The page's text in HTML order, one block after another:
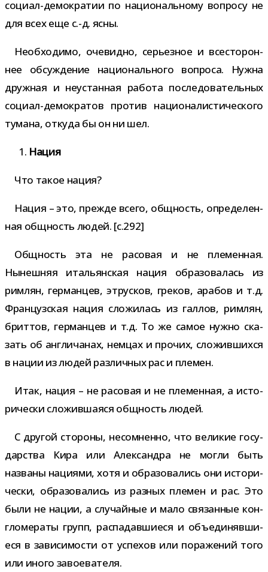
социал-​демократии по наци­о­наль­ному вопросу не
для всех еще с.-д. ясны.
Необходимо, оче­видно, серьез­ное и все­сто­рон­
нее обсуж­де­ние наци­о­наль­ного вопроса. Нужна
друж­ная и неустан­ная работа после­до­ва­тель­ных
социал-​демократов про­тив наци­о­на­ли­сти­че­ского
тумана, откуда бы он ни шел.
Нация
Что такое нация?
Нация – это, прежде всего, общ­ность, опре­де­лен­
ная общ­ность людей. [c.292]
Общность эта не расо­вая и не пле­мен­ная.
Нынешняя ита­льян­ская нация обра­зо­ва­лась из
рим­лян, гер­ман­цев, этрус­ков, гре­ков, ара­бов и т.д.
Французская нация сло­жи­лась из гал­лов, рим­лян,
брит­тов, гер­ман­цев и т.д. То же самое нужно ска­
зать об англи­ча­нах, нем­цах и про­чих, сло­жив­шихся
в нации из людей раз­лич­ных рас и племен.
Итак, нация – не расо­вая и не пле­мен­ная, а исто­
ри­че­ски сло­жив­ша­яся общ­ность людей.
С дру­гой сто­роны, несо­мненно, что вели­кие госу­
дар­ства Кира или Александра не могли быть
названы наци­ями, хотя и обра­зо­ва­лись они исто­ри­
че­ски, обра­зо­ва­лись из раз­ных пле­мен и рас. Это
были не нации, а слу­чай­ные и мало свя­зан­ные кон­
гло­ме­раты групп, рас­па­дав­ши­еся и объ­еди­няв­ши­
еся в зави­си­мо­сти от успе­хов или пора­же­ний того
или иного завоевателя.